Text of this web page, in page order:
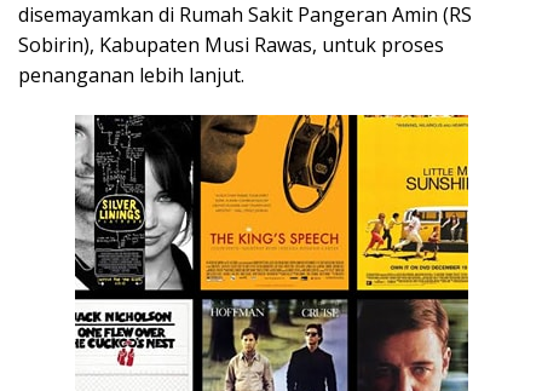
disemayamkan di Rumah Sakit Pangeran Amin (RS
Sobirin), Kabupaten Musi Rawas, untuk proses
penanganan lebih lanjut.